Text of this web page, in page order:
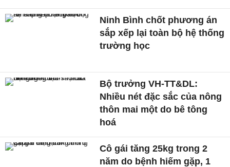
Ninh Bình chốt phương án
sắp xếp lại toàn bộ hệ thống
trường học
Bộ trưởng VH-TT&DL:
Nhiều nét đặc sắc của nông
thôn mai một do bê tông
hoá
Cô gái tăng 25kg trong 2
năm do bệnh hiếm gặp, 1